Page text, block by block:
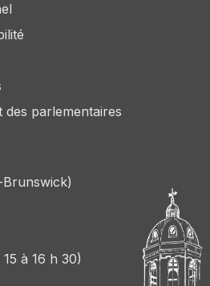
parlementaires
à 16 h 30)